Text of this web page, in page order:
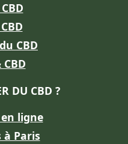
CBD
DU CBD ?
ligne
Paris